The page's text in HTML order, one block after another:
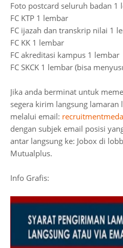
Foto postcard seluruh badan 1
FC KTP 1 lembar
FC ijazah dan transkrip nilai 1
FC KK 1 lembar
FC akreditasi kampus 1 lembar
FC SKCK 1 lembar (bisa
Jika anda berminat untuk
segera kirim langsung lamaran
melalui email:
dengan subjek email posisi
antar langsung ke: Jobox di
Mutualplus.
Info Grafis: